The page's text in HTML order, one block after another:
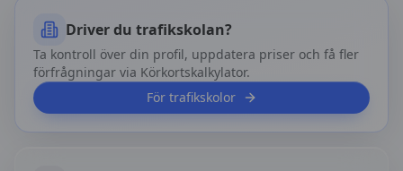
Driver du trafikskolan?
Ta kontroll över din profil, uppdatera priser och få fler
förfrågningar via Körkortskalkylator.
För trafikskolor